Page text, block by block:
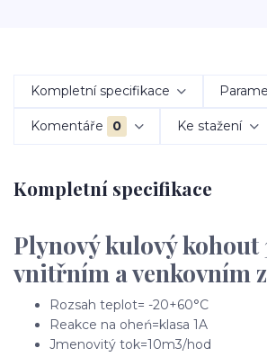
Kompletní specifikace
Komentáře 0 Ke stažení
Kompletní specifikace
Plynový kulový kohout
vnitřním a venkovním
Rozsah teplot= -20+60°C
Reakce na oheń=klasa 1A
Jmenovitý tok=10m3/hod